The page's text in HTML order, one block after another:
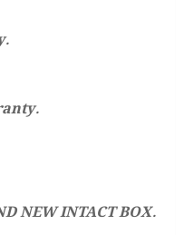
NEW INTACT BOX.